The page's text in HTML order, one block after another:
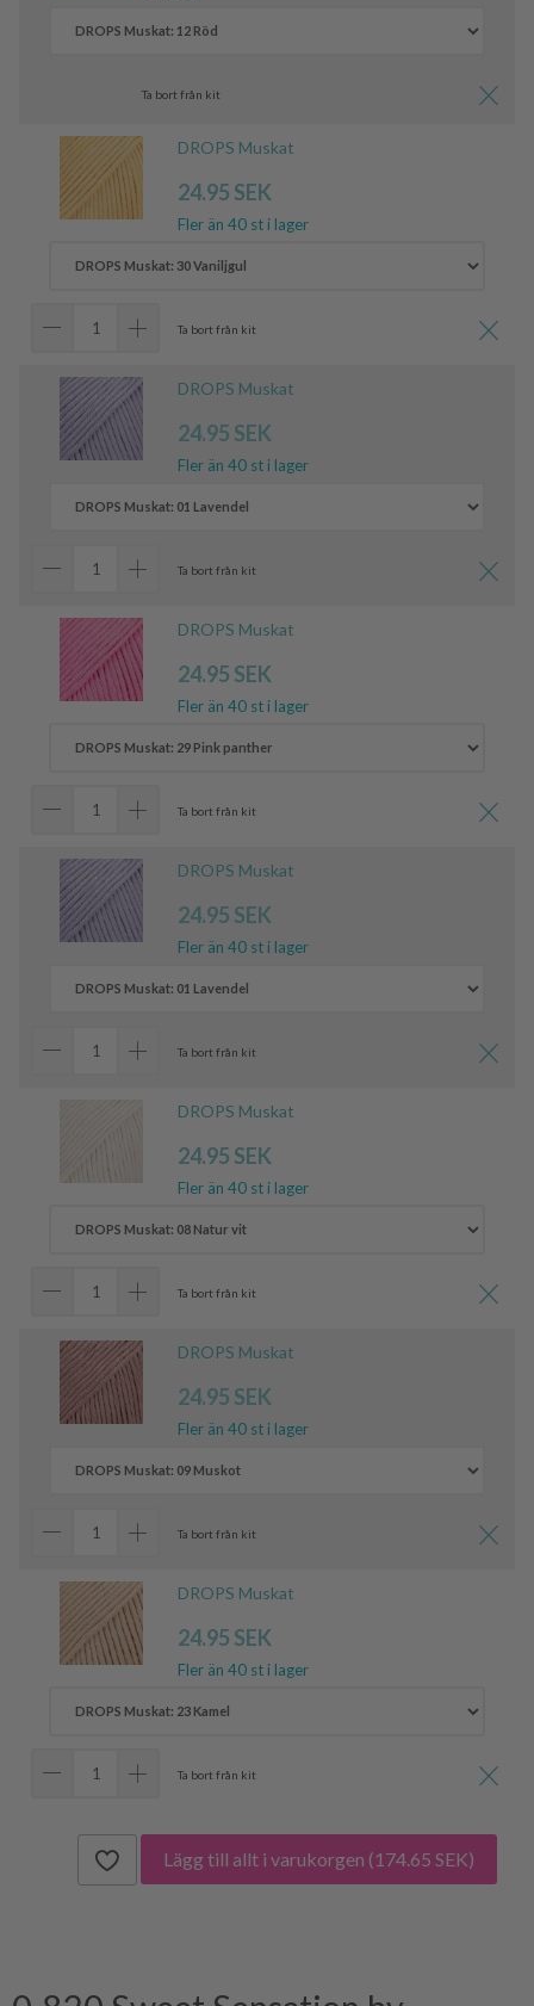
Ta bort från kit
DROPS Muskat
24.95 SEK
Fler än 40 st i lager
Ta bort från kit
DROPS Muskat
24.95 SEK
Fler än 40 st i lager
Ta bort från kit
DROPS Muskat
24.95 SEK
Fler än 40 st i lager
Ta bort från kit
DROPS Muskat
24.95 SEK
Fler än 40 st i lager
Ta bort från kit
DROPS Muskat
24.95 SEK
Fler än 40 st i lager
Ta bort från kit
DROPS Muskat
24.95 SEK
Fler än 40 st i lager
Ta bort från kit
DROPS Muskat
24.95 SEK
Fler än 40 st i lager
Ta bort från kit
Lägg till allt i varukorgen (174.65 SEK)